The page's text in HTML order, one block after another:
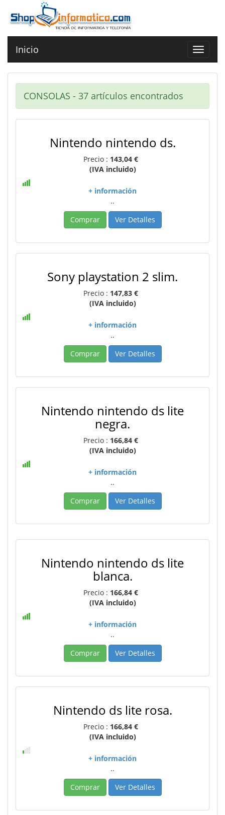
Toggle
Inicio
CONSOLAS - 37 artículos encontrados
Nintendo nintendo ds.
Precio : 143,04 €
(IVA incluido)
+ información
..
Comprar
Ver Detalles
Sony playstation 2 slim.
Precio : 147,83 €
(IVA incluido)
+ información
..
Comprar
Ver Detalles
Nintendo nintendo ds lite
negra.
Precio : 166,84 €
(IVA incluido)
+ información
..
Comprar
Ver Detalles
Nintendo nintendo ds lite
blanca.
Precio : 166,84 €
(IVA incluido)
+ información
..
Comprar
Ver Detalles
Nintendo ds lite rosa.
Precio : 166,84 €
(IVA incluido)
+ información
..
Comprar
Ver Detalles